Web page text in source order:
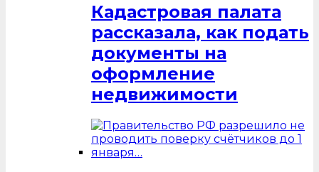
Кадастровая палата
рассказала, как подать
документы на
оформление
недвижимости